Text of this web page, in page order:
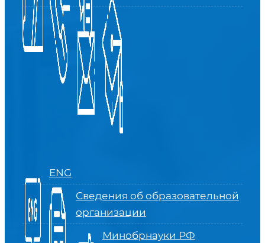
ENG
Сведения об образовательной
организации
Минобрнауки РФ